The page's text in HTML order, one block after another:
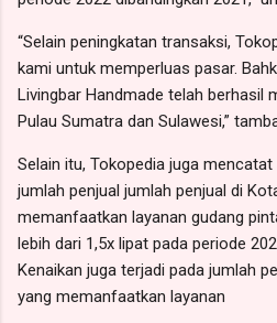
“Selain peningkatan transaksi,
kami untuk memperluas pasar.
Livingbar Handmade telah berhasil
Pulau Sumatra dan Sulawesi,”
Selain itu, Tokopedia juga
jumlah penjual jumlah penjual di
memanfaatkan layanan gudang
lebih dari 1,5x lipat pada periode
Kenaikan juga terjadi pada jumlah
yang memanfaatkan layanan